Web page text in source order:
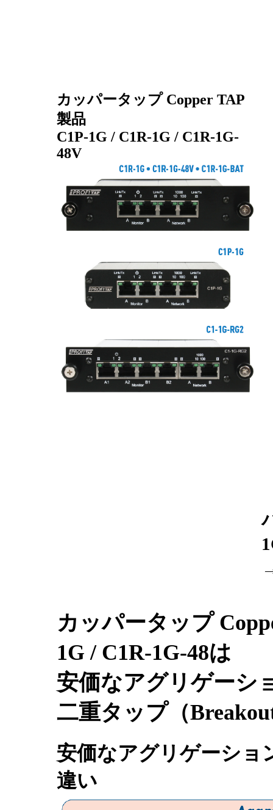
カッパータップ Copper TAP
製品
C1P-1G / C1R-1G / C1R-1G-
48V
カッパータップ
1G / C1R-1G-48は
安価なアグリゲーシ
二重タップ（
安価なアグリゲーショ
違い